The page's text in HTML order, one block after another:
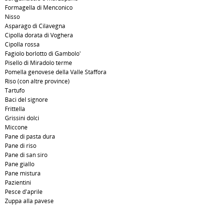
Formagella di Menconico
Nisso
Asparago di Cilavegna
Cipolla dorata di Voghera
Cipolla rossa
Fagiolo borlotto di Gambolo'
Pisello di Miradolo terme
Pomella genovese della Valle Staffora
Riso (con altre province)
Tartufo
Baci del signore
Frittella
Grissini dolci
Miccone
Pane di pasta dura
Pane di riso
Pane di san siro
Pane giallo
Pane mistura
Pazientini
Pesce d'aprile
Zuppa alla pavese